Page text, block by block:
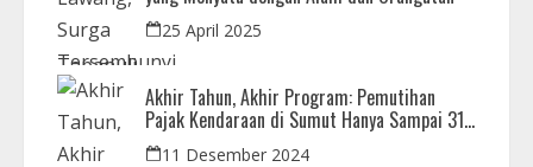
25 April 2025
Akhir Tahun, Akhir Program: Pemutihan
Pajak Kendaraan di Sumut Hanya Sampai 31
Desember
11 Desember 2024